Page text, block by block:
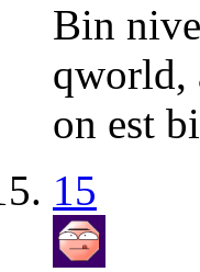
Bin
qworld,
on est
15